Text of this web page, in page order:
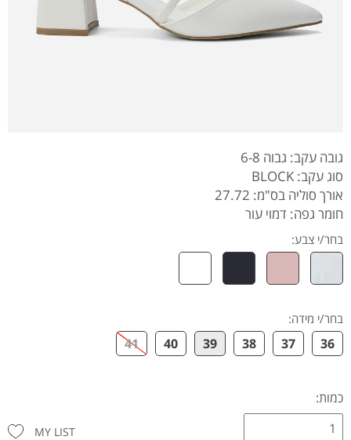
גובה עקב: גבוה 6-8
סוג עקב: BLOCK
אורך סוליה בס"מ: 27.72
חומר גפה: דמוי עור
בחר/י צבע:
בחר/י מידה:
36
37
38
39
40
41
כמות:
MY LIST